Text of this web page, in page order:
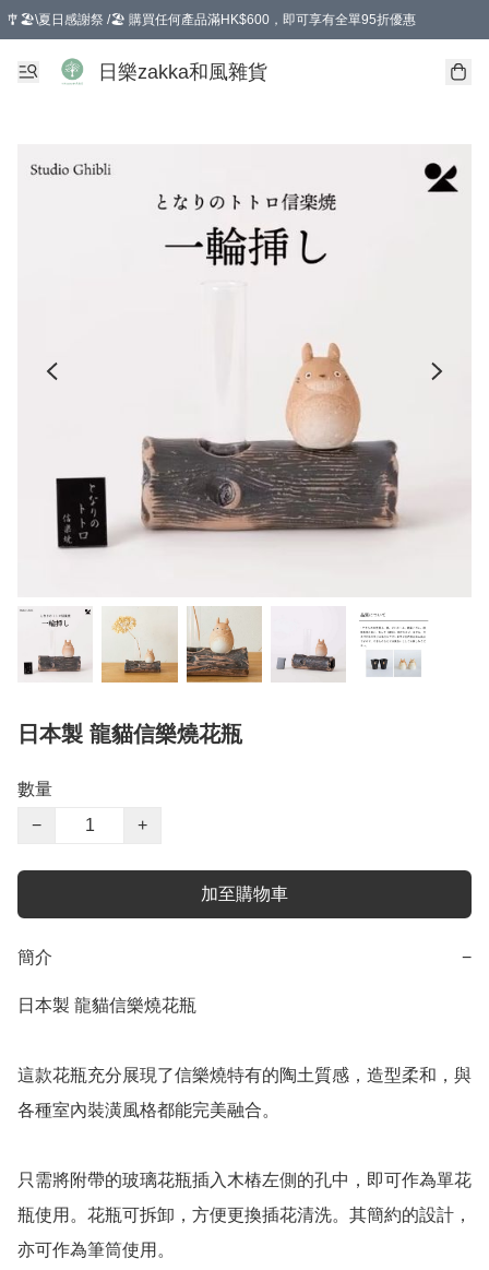
🎐🏖️\夏日感謝祭 /🏖️ 購買任何產品滿HK$600，即可享有全單95折優惠
選擇GoGoX住宅/工商地址配送，單一訂單消費購物滿HK$680(折扣後），可享有
日樂zakka和風雜貨
日本製 龍貓信樂燒花瓶
數量
−
+
加至購物車
簡介 −
日本製 龍貓信樂燒花瓶
這款花瓶充分展現了信樂燒特有的陶土質感，造型柔和，與
各種室內裝潢風格都能完美融合。
只需將附帶的玻璃花瓶插入木樁左側的孔中，即可作為單花
瓶使用。花瓶可拆卸，方便更換插花清洗。其簡約的設計，
亦可作為筆筒使用。